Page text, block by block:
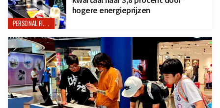
PERSONAL FINANCE
hogere energieprijzen